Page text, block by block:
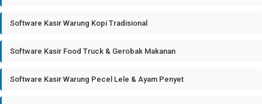
Software Kasir Warung Kopi Tradisional
Software Kasir Food Truck & Gerobak Makanan
Software Kasir Warung Pecel Lele & Ayam Penyet